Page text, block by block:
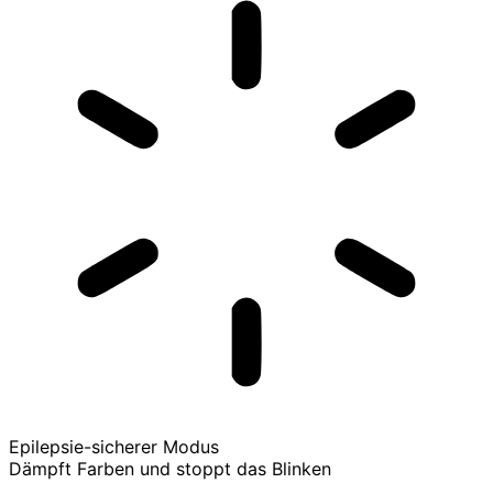
Epilepsie-sicherer Modus
Dämpft Farben und stoppt das Blinken